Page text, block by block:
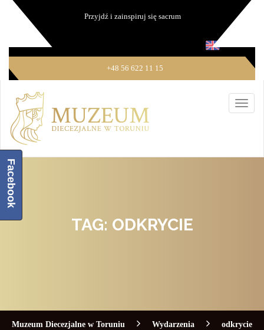
Przyjdź i zainspiruj się sacrum
+48 56 622 11 15
TAG: ODKRYCIE
Muzeum Diecezjalne w Toruniu Wydarzenia odkrycie
Facebook